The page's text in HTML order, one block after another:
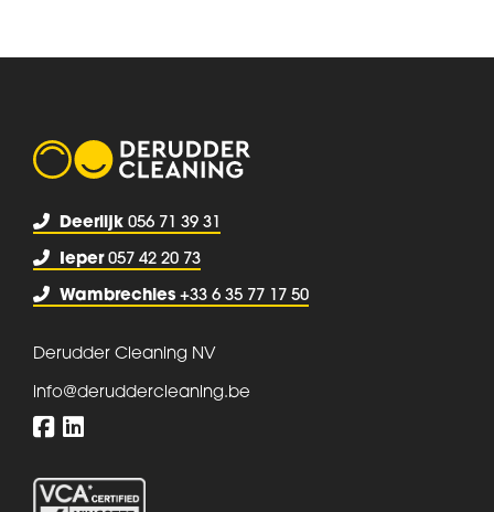
Deerlijk 056 71 39 31
Ieper057 42 20 73
Wambrechies +33 6 35 77 17 50
Derudder Cleaning NV
info@deruddercleaning.be